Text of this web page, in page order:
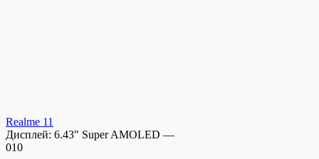
Realme 11
Дисплей: 6.43″ Super AMOLED —
010